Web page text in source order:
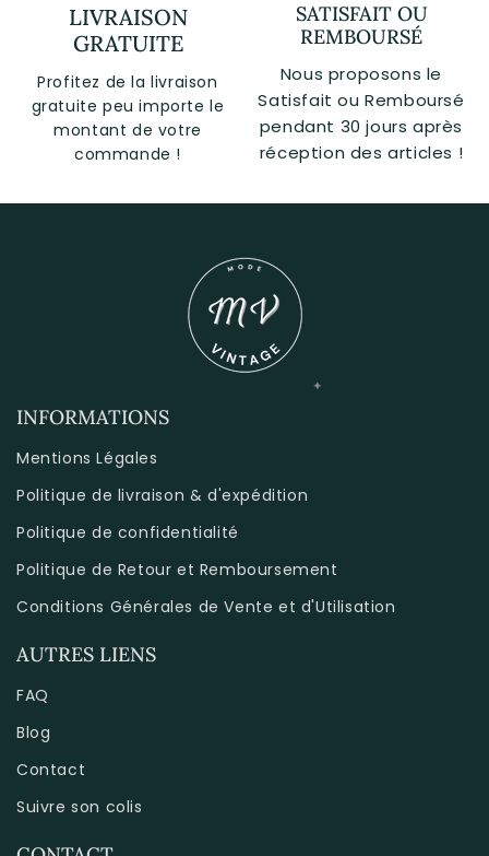
LIVRAISON
GRATUITE
Profitez de la livraison
gratuite peu importe le
montant de votre
commande !
SATISFAIT OU
REMBOURSÉ
Nous proposons le
Satisfait ou Remboursé
pendant 30 jours après
réception des articles !
INFORMATIONS
Mentions Légales
Politique de livraison & d'expédition
Politique de confidentialité
Politique de Retour et Remboursement
Conditions Générales de Vente et d'Utilisation
AUTRES LIENS
FAQ
Blog
Contact
Suivre son colis